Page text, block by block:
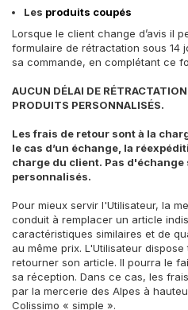
Les produits coupés
Lorsque le client change d’avis il
formulaire de rétractation sous 14
sa commande, en complétant ce
AUCUN DÉLAI DE
PRODUITS PERSONNALISÉS.
Les frais de retour sont à la
le cas d’un échange, la
charge du client. Pas
personnalisés.
Pour mieux servir l'Utilisateur, la
conduit à remplacer un article
caractéristiques similaires et de
au même prix. L'Utilisateur
retourner son article. Il pourra le
sa réception. Dans ce cas, les
par la mercerie des Alpes à
Colissimo « simple ».